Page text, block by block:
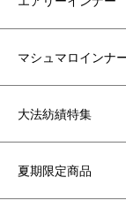
マシュマロインナ
大法紡績特集
夏期限定商品